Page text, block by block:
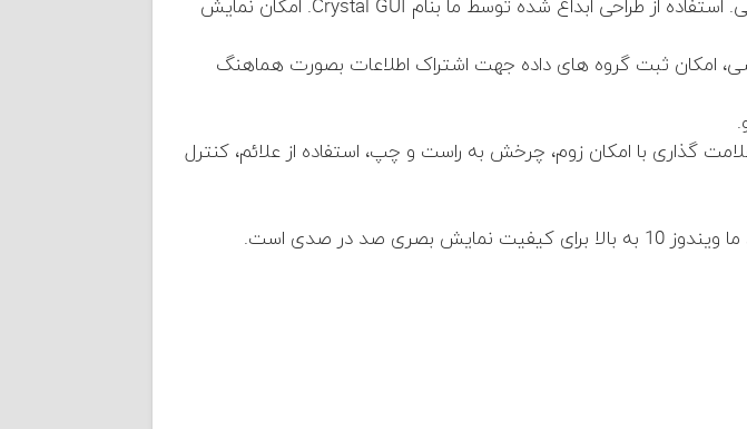
رابط گرافیکی بسیار دلنشین و خوانا در مقایسه با سایر نرم افزارهای ایرانی. استفاده از طراحی ابداع شده توسط ما بنام Crystal GUI. امکان نمایش
امکان ثبت گروه های داده جهت اشتراک اطلاعات بصورت هماهنگ
گذاری با امکان زوم، چرخش به راست و چپ، استفاده از علائم، کنترل